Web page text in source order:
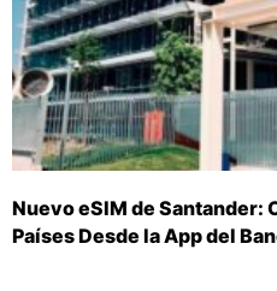
Nuevo eSIM de Santander:
Países Desde la App del